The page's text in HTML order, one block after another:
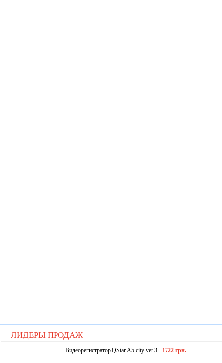
ЛИДЕРЫ ПРОДАЖ
Видеорегистратор QStar A5 city ver.3- 1722 грн.